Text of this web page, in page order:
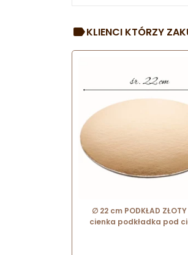
KLIENCI KTÓRZY
∅ 22 cm PODKŁAD
cienka podkładka pod